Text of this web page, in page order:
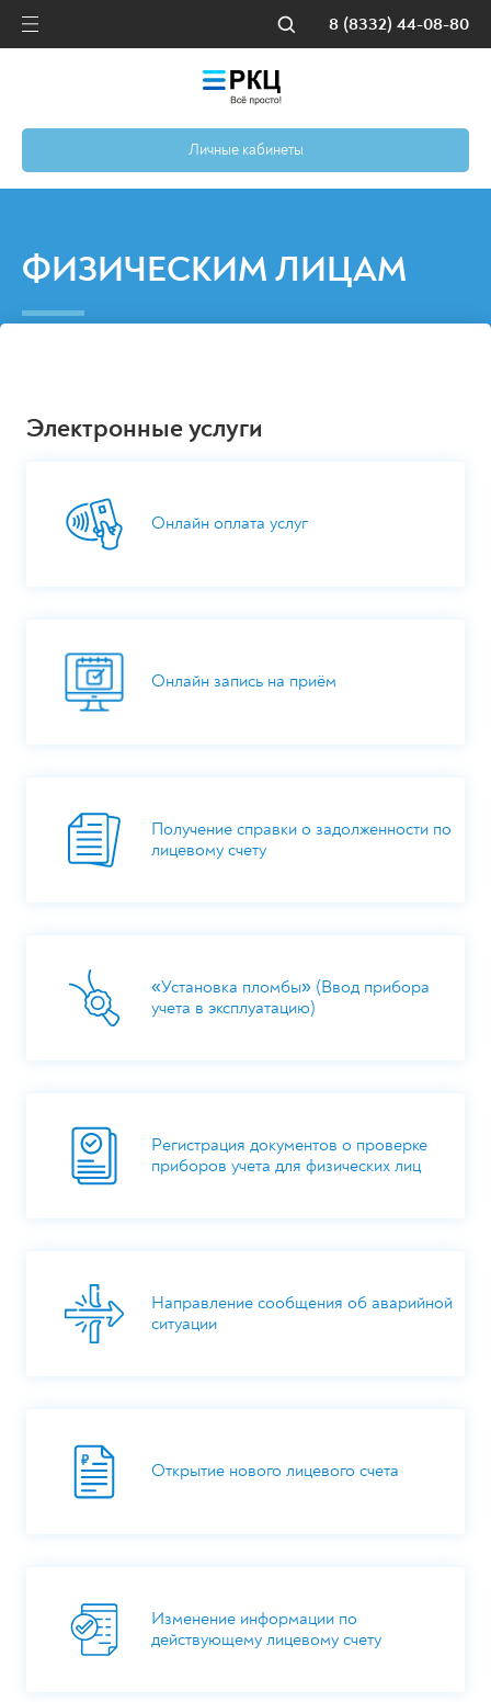
8 (8332) 44-08-80
Личные кабинеты
ФИЗИЧЕСКИМ ЛИЦАМ
Электронные услуги
Онлайн оплата услуг
Онлайн запись на приём
Получение справки о задолженности по
лицевому счету
«Установка пломбы» (Ввод прибора
учета в эксплуатацию)
Регистрация документов о проверке
приборов учета для физических лиц
Направление сообщения об аварийной
ситуации
Открытие нового лицевого счета
Изменение информации по
действующему лицевому счету